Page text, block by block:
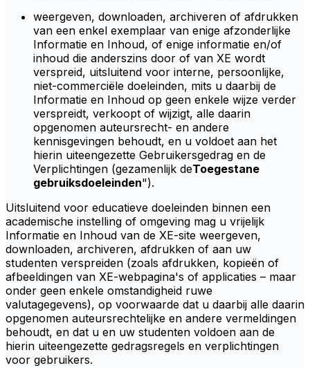
weergeven, downloaden, archiveren of afdrukken
van een enkel exemplaar van enige afzonderlijke
Informatie en Inhoud, of enige informatie en/of
inhoud die anderszins door of van XE wordt
verspreid, uitsluitend voor interne, persoonlijke,
niet-commerciële doeleinden, mits u daarbij de
Informatie en Inhoud op geen enkele wijze verder
verspreidt, verkoopt of wijzigt, alle daarin
opgenomen auteursrecht- en andere
kennisgevingen behoudt, en u voldoet aan het
hierin uiteengezette Gebruikersgedrag en de
Verplichtingen (gezamenlijk deToegestane
gebruiksdoeleinden").
Uitsluitend voor educatieve doeleinden binnen een
academische instelling of omgeving mag u vrijelijk
Informatie en Inhoud van de XE-site weergeven,
downloaden, archiveren, afdrukken of aan uw
studenten verspreiden (zoals afdrukken, kopieën of
afbeeldingen van XE-webpagina's of applicaties – maar
onder geen enkele omstandigheid ruwe
valutagegevens), op voorwaarde dat u daarbij alle daarin
opgenomen auteursrechtelijke en andere vermeldingen
behoudt, en dat u en uw studenten voldoen aan de
hierin uiteengezette gedragsregels en verplichtingen
voor gebruikers.